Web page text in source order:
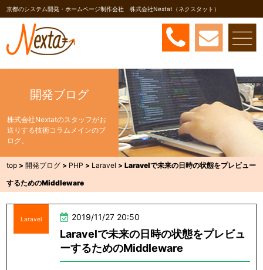
京都のシステム開発・ホームページ制作会社 株式会社Nextat（ネクスタット）
開発ブログ
株式会社Nextatのスタッフがお
送りする技術コラムメインのブ
ログ。
top >開発ブログ > PHP > Laravel >Laravelで未来の日時の状態をプレビュー
するためのMiddleware
Laravel 2019/11/27 20:50
Laravelで未来の日時の状態をプレビュ
ーするためのMiddleware